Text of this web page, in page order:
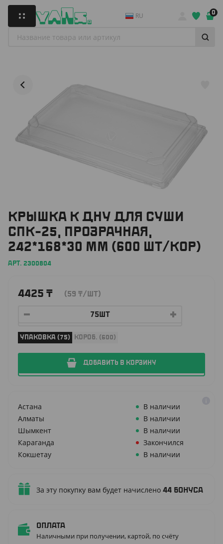
RU 0
КРЫШКА К ДНУ ДЛЯ СУШИ
СПК-25, ПРОЗРАЧНАЯ,
242*168*30 ММ (600 ШТ/КОР)
АРТ. 2300804
4425 ₸ (59 ₸/ШТ)
УПАКОВКА (75) КОРОБ. (600)
ДОБАВИТЬ В КОРЗИНУ
Астана
В наличии
Алматы
В наличии
Шымкент
В наличии
Караганда
Закончился
Кокшетау
В наличии
За эту покупку вам будет начислено 44 бонуса
Оплата
Наличными при получении, картой, по счёту